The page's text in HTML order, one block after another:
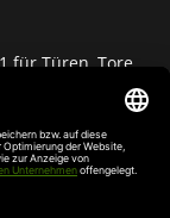
für Türen, Tore
Haus“
Kundenservice
(Türen, Tore &